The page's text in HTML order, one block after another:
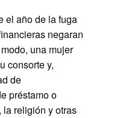
el año de la fuga
negaran
una mujer
consorte y,
de
préstamo o
religión y otras